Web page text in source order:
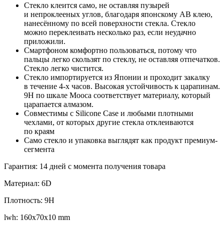
Стекло клеится само, не оставляя пузырей
и непроклееных углов, благодаря японскому AB клею,
нанесённому по всей поверхности стекла. Стекло
можно переклеивать несколько раз, если неудачно
приложили.
Смартфоном комфортно пользоваться, потому что
пальцы легко скользят по стеклу, не оставляя отпечатков.
Стекло легко чистится.
Стекло импортируется из Японии и проходит закалку
в течение 4-х часов. Высокая устойчивость к царапинам.
9H по шкале Мооса соответствует материалу, который
царапается алмазом.
Совместимы с Silicone Case и любыми плотными
чехлами, от которых другие стекла отклеиваются
по краям
Само стекло и упаковка выглядят как продукт премиум-
сегмента
Гарантия: 14 дней с момента получения товара
Материал: 6D
Плотность: 9H
lwh: 160x70x10 mm